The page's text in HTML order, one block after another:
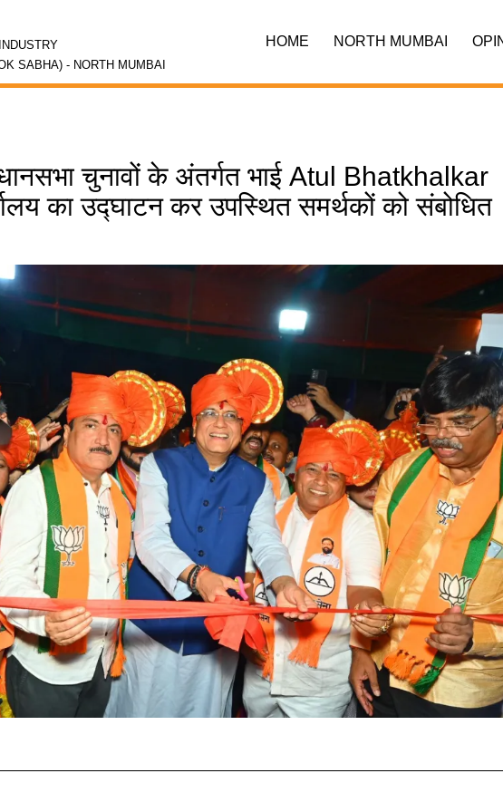
SABHA) - NORTH MUMBAI
HOME NORTH MUMBAI
चुनावों के अंतर्गत भाई Atul Bhatkhalkar
का उद्घाटन कर उपस्थित समर्थकों को संबोधित